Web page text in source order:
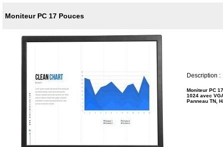
Moniteur PC 17 Pouces
Description :
Moniteur PC
1024 avec
Panneau TN,